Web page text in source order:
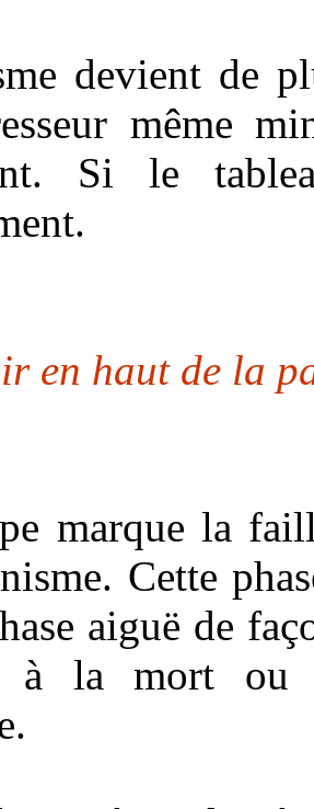
devient de
même
Si le
en haut de la
marque la
Cette
aiguë de
à la mort ou